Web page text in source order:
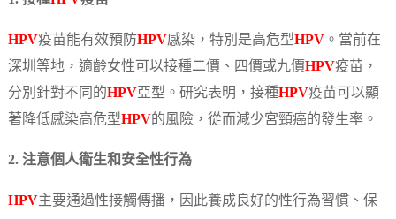
HPV疫苗能有效預防HPV感染，特別是高危型HPV 。當前在
深圳等地，適齡女性可以接種二價、四價或九價HPV疫苗，
分別針對不同的HPV亞型。研究表明，接種HPV疫苗可以顯
著降低感染高危型HPV的風險，從而減少宮頸癌的發生率。
2. 注意個人衛生和安全性行為
HPV主要通過性接觸傳播，因此養成良好的性行為習慣、保